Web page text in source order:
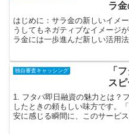
ラ金
はじめに：サラ金の新しいイメ
うしてもネガティブなイメージ
ラ金には一歩進んだ新しい活用
のサービスは、急な出費が必要
独自審査キャッシング
「
ス
1. フタバ即日融資の魅力とは？
したときの頼もしい味方です。
安に感じる瞬間に、このサービ
の魅力はなんと言ってもそのス